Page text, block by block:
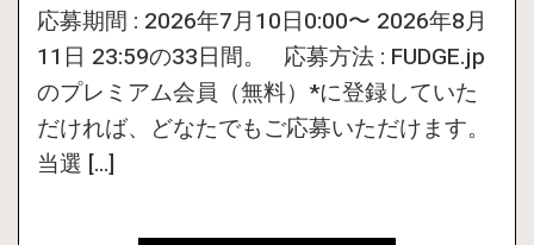
応募期間 : 2026年7月10日0:00〜 2026年8月
11日 23:59の33日間。 応募方法 : FUDGE.jp
のプレミアム会員（無料）*に登録していた
だければ、どなたでもご応募いただけます。
当選 […]